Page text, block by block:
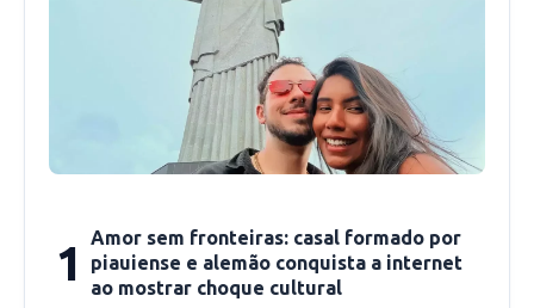
1
Amor sem fronteiras: casal formado por
piauiense e alemão conquista a internet
ao mostrar choque cultural